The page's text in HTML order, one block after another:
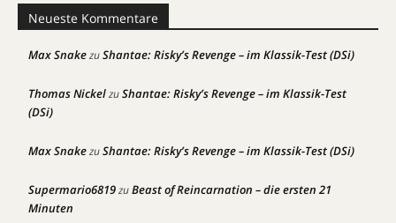
Neueste Kommentare
Max SnakezuShantae: Risky’s Revenge – im Klassik-Test (DSi)
Thomas NickelzuShantae: Risky’s Revenge – im Klassik-Test
(DSi)
Max SnakezuShantae: Risky’s Revenge – im Klassik-Test (DSi)
Supermario6819zuBeast of Reincarnation – die ersten 21
Minuten